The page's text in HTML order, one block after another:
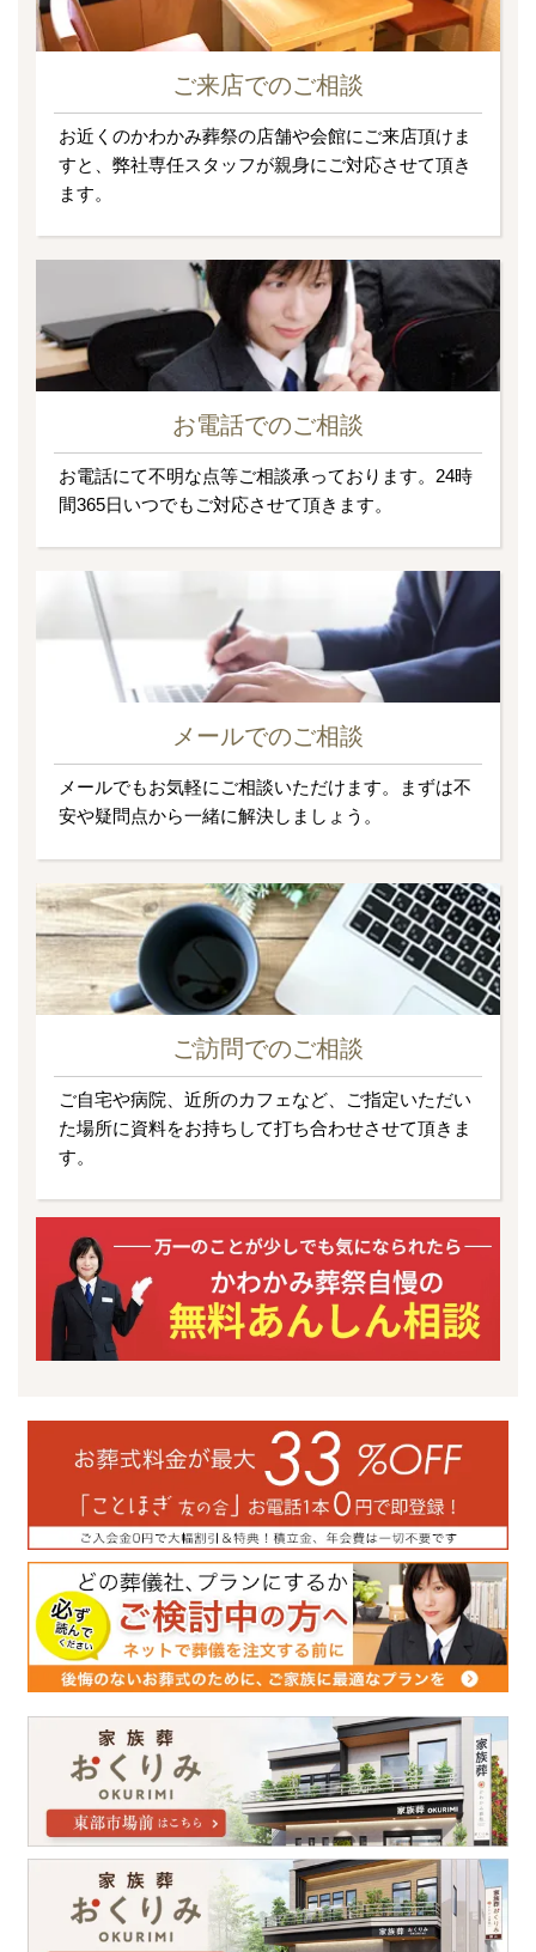
ご来店でのご相談
お近くのかわかみ葬祭の店舗や会館にご来店頂けま
すと、弊社専任スタッフが親身にご対応させて頂き
ます。
お電話でのご相談
お電話にて不明な点等ご相談承っております。24時
間365日いつでもご対応させて頂きます。
メールでのご相談
メールでもお気軽にご相談いただけます。まずは不
安や疑問点から一緒に解決しましょう。
ご訪問でのご相談
ご自宅や病院、近所のカフェなど、ご指定いただい
た場所に資料をお持ちして打ち合わせさせて頂きま
す。